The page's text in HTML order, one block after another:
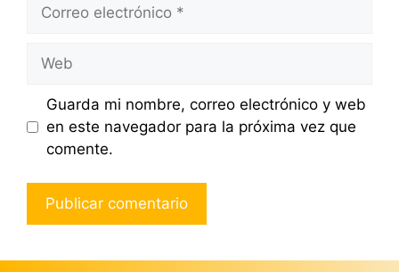
electrónico
Guarda mi nombre, correo electrónico y web
en este navegador para la próxima vez que
comente.